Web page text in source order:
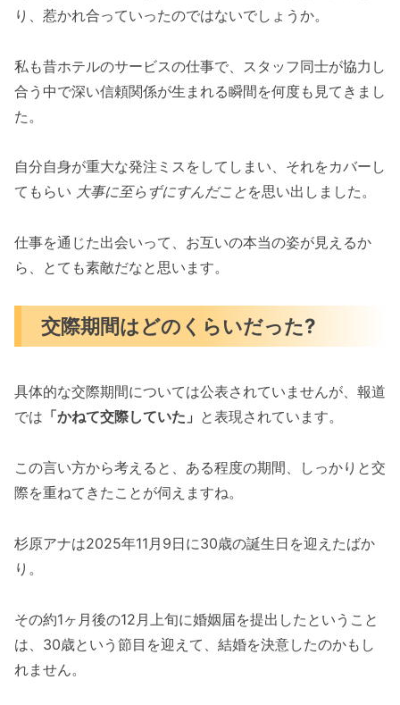
り、惹かれ合っていったのではないでしょうか。
私も昔ホテルのサービスの仕事で、スタッフ同士が協力し
合う中で深い信頼関係が生まれる瞬間を何度も見てきまし
た。
自分自身が重大な発注ミスをしてしまい、それをカバーし
てもらい 大事に至らずにすんだことを思い出しました。
仕事を通じた出会いって、お互いの本当の姿が見えるか
ら、とても素敵だなと思います。
交際期間はどのくらいだった?
具体的な交際期間については公表されていませんが、報道
では 「かねて交際していた」 と表現されています。
この言い方から考えると、ある程度の期間、しっかりと交
際を重ねてきたことが伺えますね。
杉原アナは2025年11月9日に30歳の誕生日を迎えたばか
り。
その約1ヶ月後の12月上旬に婚姻届を提出したということ
は、30歳という節目を迎えて、結婚を決意したのかもし
れません。